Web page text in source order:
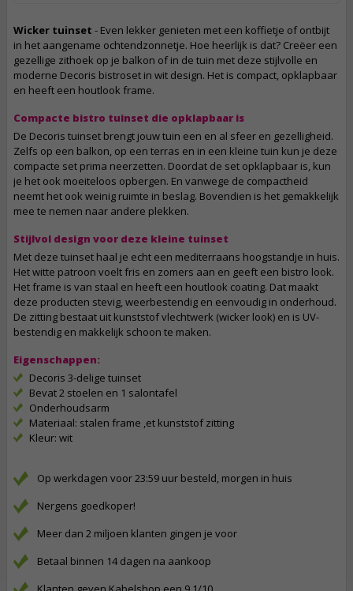
Wicker tuinset - Even lekker genieten met een koffietje of ontbijt
in het aangename ochtendzonnetje. Hoe heerlijk is dat? Creëer een
gezellige zithoek op je balkon of in de tuin met deze stijlvolle en
moderne Decoris bistroset in wit design. Het is compact, opklapbaar
en heeft een houtlook frame.
Compacte bistro tuinset die opklapbaar is
De Decoris tuinset brengt jouw tuin een en al sfeer en gezelligheid.
Zelfs op een balkon, op een terras en in een kleine tuin kun je deze
compacte set prima neerzetten. Doordat de set opklapbaar is, kun
je het ook moeiteloos opbergen. En vanwege de compactheid
neemt het ook weinig ruimte in beslag. Bovendien is het gemakkelijk
mee te nemen naar andere plekken.
Stijlvol design voor deze kleine tuinset
Met deze tuinset haal je echt een mediterraans hoogstandje in huis.
Het witte patroon voelt fris en zomers aan en geeft een bistro look.
Het frame is van staal en heeft een houtlook coating. Dat maakt
deze producten stevig, weerbestendig en eenvoudig in onderhoud.
De zitting bestaat uit kunststof vlechtwerk (wicker look) en is UV-
bestendig en makkelijk schoon te maken.
Eigenschappen:
Decoris 3-delige tuinset
Bevat 2 stoelen en 1 salontafel
Onderhoudsarm
Materiaal: stalen frame ,et kunststof zitting
Kleur: wit
Op werkdagen voor 23:59 uur besteld, morgen in huis
Nergens goedkoper!
Meer dan 2 miljoen klanten gingen je voor
Betaal binnen 14 dagen na aankoop